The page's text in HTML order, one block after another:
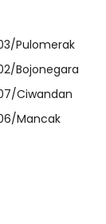
Pulomerak
Bojonegara
Ciwandan
Mancak